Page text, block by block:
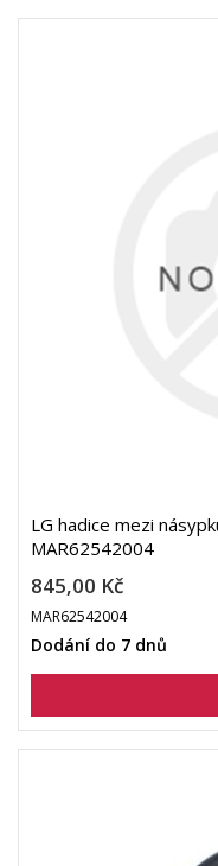
LG hadice mezi
MAR62542004
845,00 Kč
MAR62542004
Dodání do 7 dnů